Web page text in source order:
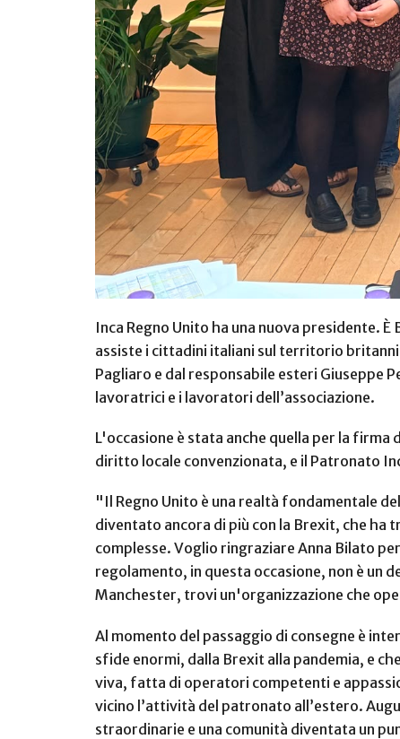
Inca Regno Unito ha una nuova presidente.
assiste i cittadini italiani sul territorio
Pagliaro e dal responsabile esteri Giuseppe
lavoratrici e i lavoratori dell’associazione.
L'occasione è stata anche quella per la firma
diritto locale convenzionata, e il Patronato
"Il Regno Unito è una realtà fondamentale
diventato ancora di più con la Brexit, che ha
complesse. Voglio ringraziare Anna Bilato
regolamento, in questa occasione, non è un
Manchester, trovi un'organizzazione che
Al momento del passaggio di consegne è
sfide enormi, dalla Brexit alla pandemia, e
viva, fatta di operatori competenti e
vicino l’attività del patronato all’estero.
straordinarie e una comunità diventata un